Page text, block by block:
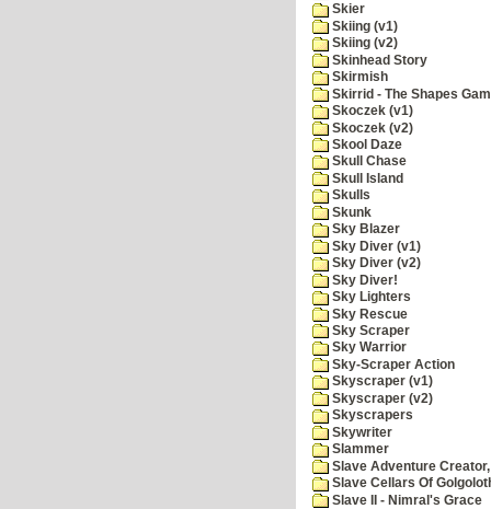
Skier
Skiing (v1)
Skiing (v2)
Skinhead Story
Skirmish
Skirrid - The Shapes
Skoczek (v1)
Skoczek (v2)
Skool Daze
Skull Chase
Skull Island
Skulls
Skunk
Sky Blazer
Sky Diver (v1)
Sky Diver (v2)
Sky Diver!
Sky Lighters
Sky Rescue
Sky Scraper
Sky Warrior
Sky-Scraper Action
Skyscraper (v1)
Skyscraper (v2)
Skyscrapers
Skywriter
Slammer
Slave Adventure Creator,
Slave Cellars Of
Slave II - Nimral's Grace